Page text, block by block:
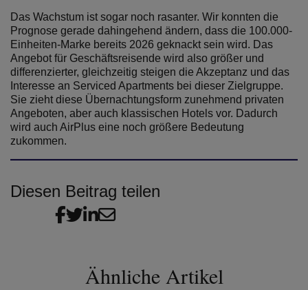
Das Wachstum ist sogar noch rasanter. Wir konnten die
Prognose gerade dahingehend ändern, dass die 100.000-
Einheiten-Marke bereits 2026 geknackt sein wird. Das
Angebot für Geschäftsreisende wird also größer und
differenzierter, gleichzeitig steigen die Akzeptanz und das
Interesse an Serviced Apartments bei dieser Zielgruppe.
Sie zieht diese Übernachtungsform zunehmend privaten
Angeboten, aber auch klassischen Hotels vor. Dadurch
wird auch AirPlus eine noch größere Bedeutung
zukommen.
Diesen Beitrag teilen
Ähnliche Artikel